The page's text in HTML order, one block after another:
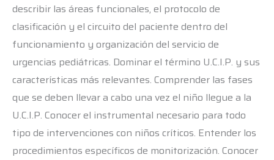
describir las áreas funcionales, el protocolo de
clasificación y el circuito del paciente dentro del
funcionamiento y organización del servicio de
urgencias pediátricas. Dominar el término U.C.I.P. y sus
características más relevantes. Comprender las fases
que se deben llevar a cabo una vez el niño llegue a la
U.C.I.P. Conocer el instrumental necesario para todo
tipo de intervenciones con niños críticos. Entender los
procedimientos específicos de monitorización. Conocer